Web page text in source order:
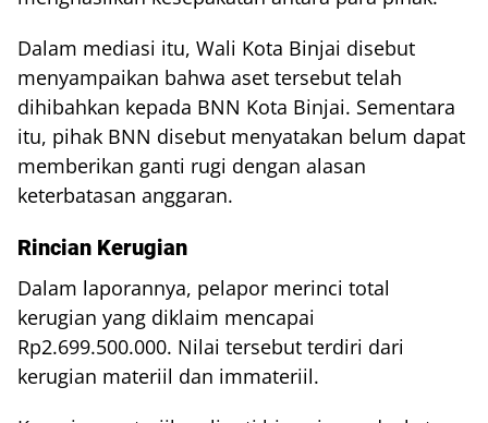
Dalam mediasi itu, Wali Kota Binjai disebut
menyampaikan bahwa aset tersebut telah
dihibahkan kepada BNN Kota Binjai. Sementara
itu, pihak BNN disebut menyatakan belum dapat
memberikan ganti rugi dengan alasan
keterbatasan anggaran.
Rincian Kerugian
Dalam laporannya, pelapor merinci total
kerugian yang diklaim mencapai
Rp2.699.500.000. Nilai tersebut terdiri dari
kerugian materiil dan immateriil.